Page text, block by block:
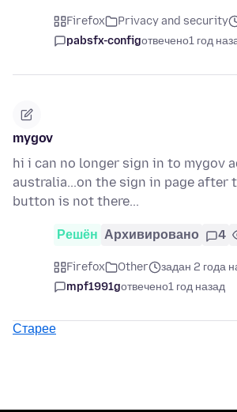
Firefox Privacy and security
pabsfx-configотвечено1 год
mygov
hi i can no longer sign in to mygov
australia...on the sign in page after
button is not there...
Решён Архивировано 4
Firefox Other
задан 2 года
mpf1991gотвечено1 год назад
Старее